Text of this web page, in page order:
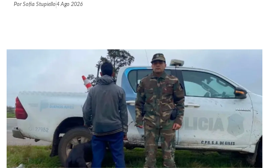
PorSofía Stupiello4 Ago 2026